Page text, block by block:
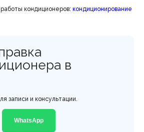
кондиционеров: кондиционирование
в
записи и консультации.
WhatsApp